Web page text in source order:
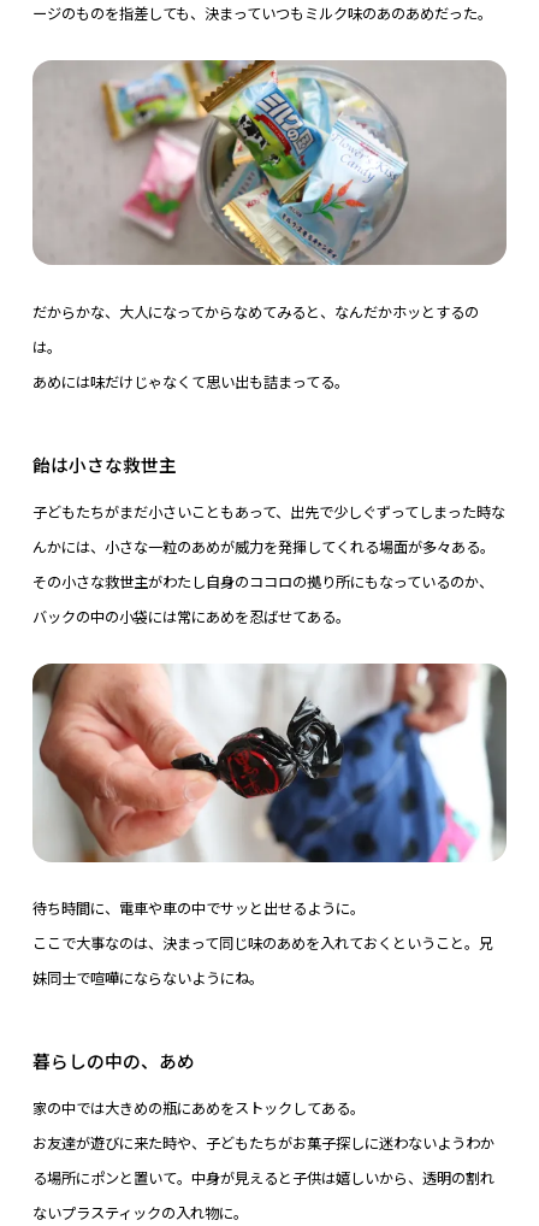
ージのものを指差しても、決まっていつもミルク味のあのあめだった。
だからかな、大人になってからなめてみると、なんだかホッとするの
は。
あめには味だけじゃなくて思い出も詰まってる。
飴は小さな救世主
子どもたちがまだ小さいこともあって、出先で少しぐずってしまった時な
んかには、小さな一粒のあめが威力を発揮してくれる場面が多々ある。
その小さな救世主がわたし自身のココロの拠り所にもなっているのか、
バックの中の小袋には常にあめを忍ばせてある。
待ち時間に、電車や車の中でサッと出せるように。
ここで大事なのは、決まって同じ味のあめを入れておくということ。兄
妹同士で喧嘩にならないようにね。
暮らしの中の、あめ
家の中では大きめの瓶にあめをストックしてある。
お友達が遊びに来た時や、子どもたちがお菓子探しに迷わないようわか
る場所にポンと置いて。中身が見えると子供は嬉しいから、透明の割れ
ないプラスティックの入れ物に。